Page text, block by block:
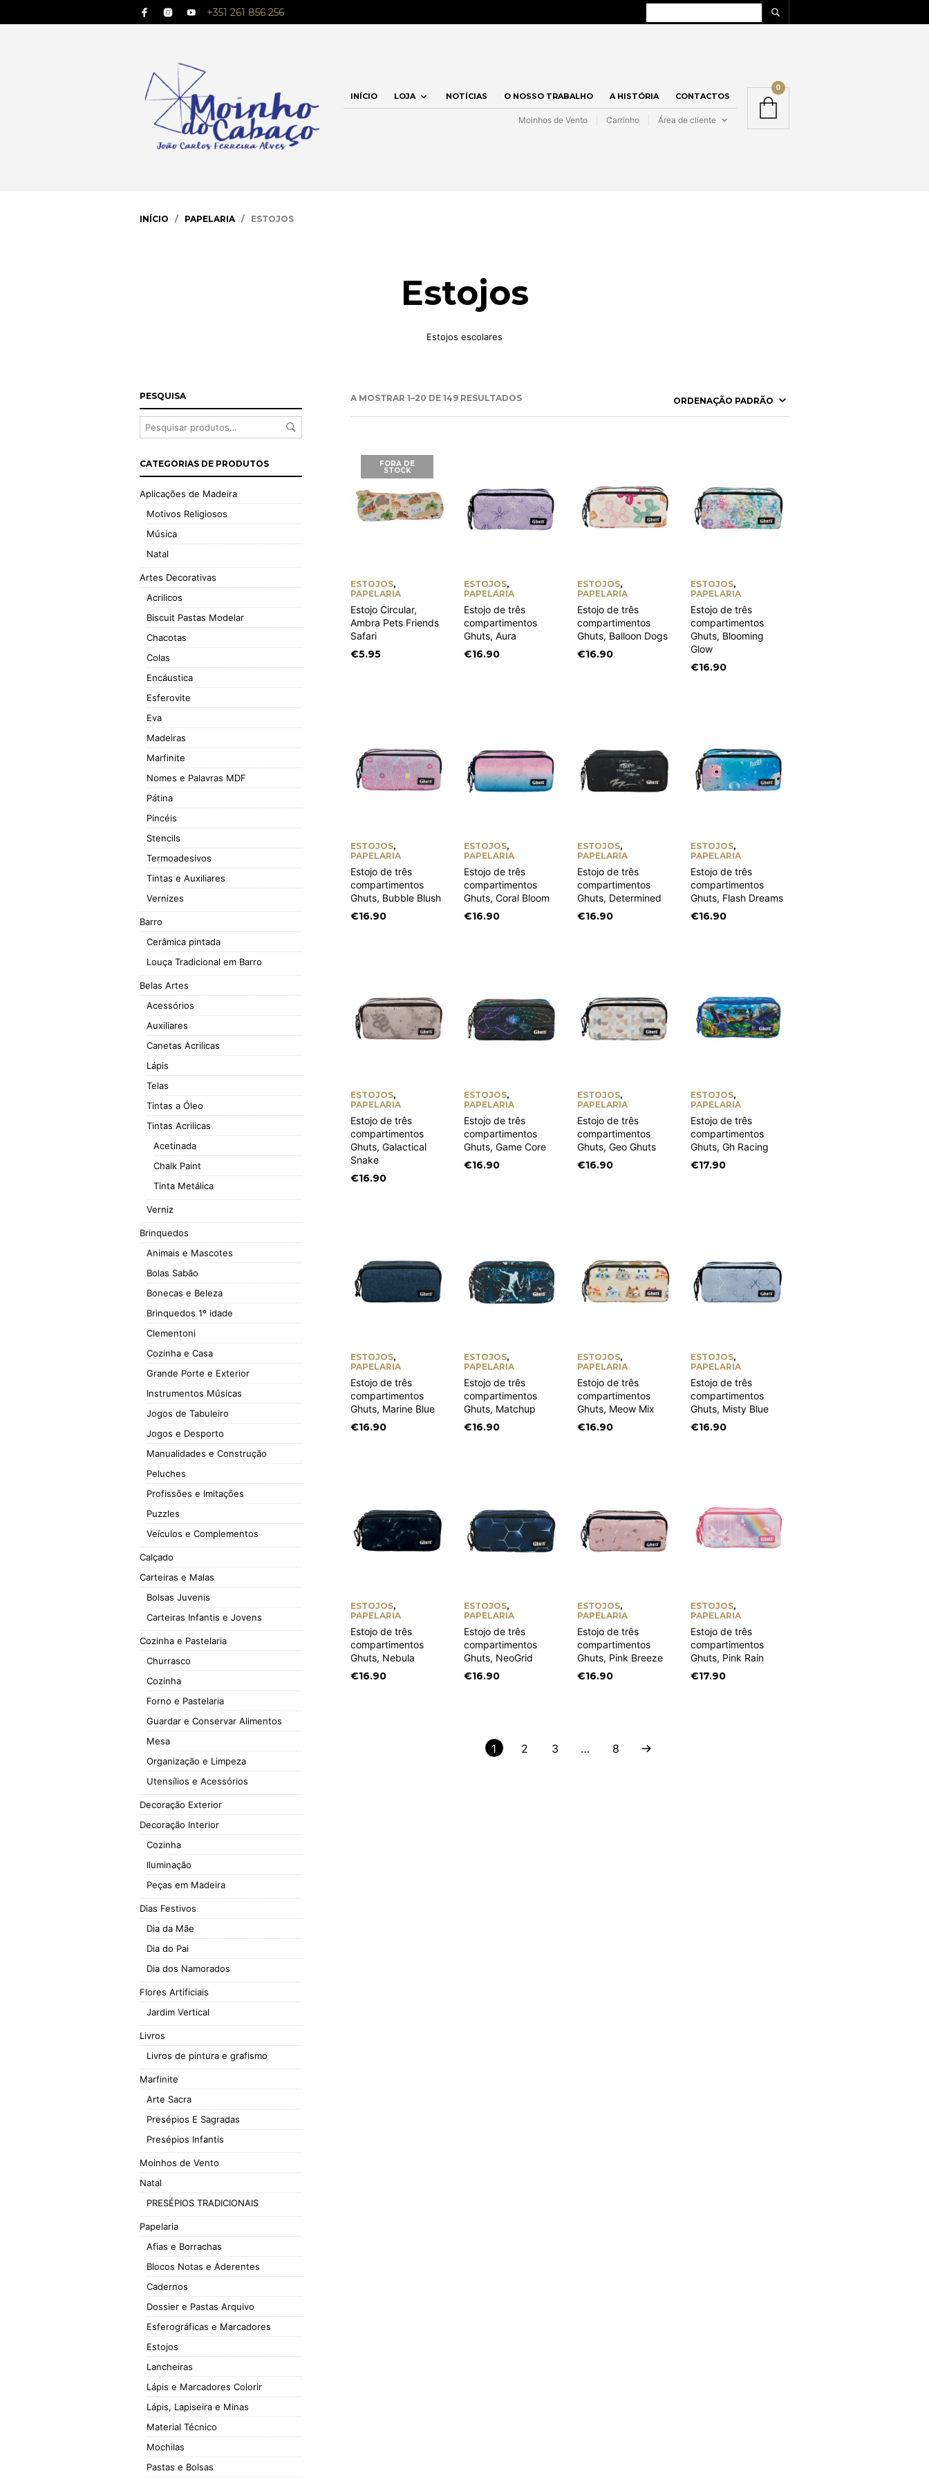
+351 261 856 256
INÍCIO LOJA NOTÍCIAS O NOSSO TRABALHO A HISTÓRIA CONTACTOS
Moinhos de Vento Carrinho Área de cliente
0
INÍCIO / PAPELARIA/ ESTOJOS
Estojos
Estojos escolares
A MOSTRAR 1–20 DE 149 RESULTADOS
PESQUISA
CATEGORIAS DE PRODUTOS
Aplicações de Madeira
Motivos Religiosos
Música
Natal
Artes Decorativas
Acrilicos
Biscuit Pastas Modelar
Chacotas
Colas
Encáustica
Esferovite
Eva
Madeiras
Marfinite
Nomes e Palavras MDF
Pátina
Pincéis
Stencils
Termoadesivos
Tintas e Auxiliares
Vernizes
Barro
Cerâmica pintada
Louça Tradicional em Barro
Belas Artes
Acessórios
Auxiliares
Canetas Acrilicas
Lápis
Telas
Tintas a Óleo
Tintas Acrilicas
Acetinada
Chalk Paint
Tinta Metálica
Verniz
Brinquedos
Animais e Mascotes
Bolas Sabão
Bonecas e Beleza
Brinquedos 1º idade
Clementoni
Cozinha e Casa
Grande Porte e Exterior
Instrumentos Músicas
Jogos de Tabuleiro
Jogos e Desporto
Manualidades e Construção
Peluches
Profissões e Imitações
Puzzles
Veículos e Complementos
Calçado
Carteiras e Malas
Bolsas Juvenis
Carteiras Infantis e Jovens
Cozinha e Pastelaria
Churrasco
Cozinha
Forno e Pastelaria
Guardar e Conservar Alimentos
Mesa
Organização e Limpeza
Utensílios e Acessórios
Decoração Exterior
Decoração Interior
Cozinha
Iluminação
Peças em Madeira
Dias Festivos
Dia da Mãe
Dia do Pai
Dia dos Namorados
Flores Artificiais
Jardim Vertical
Livros
Livros de pintura e grafismo
Marfinite
Arte Sacra
Presépios E Sagradas
Presépios Infantis
Moinhos de Vento
Natal
PRESÉPIOS TRADICIONAIS
Papelaria
Afias e Borrachas
Blocos Notas e Aderentes
Cadernos
Dossier e Pastas Arquivo
Esferográficas e Marcadores
Estojos
Lancheiras
Lápis e Marcadores Colorir
Lápis, Lapiseira e Minas
Material Técnico
Mochilas
Pastas e Bolsas
FORA DE
STOCK
ESTOJOS,
PAPELARIA
Estojo Circular,
Ambra Pets Friends
Safari
€5.95
ESTOJOS,
PAPELARIA
Estojo de três
compartimentos
Ghuts, Aura
€16.90
ESTOJOS,
PAPELARIA
Estojo de três
compartimentos
Ghuts, Balloon Dogs
€16.90
ESTOJOS,
PAPELARIA
Estojo de três
compartimentos
Ghuts, Blooming
Glow
€16.90
ESTOJOS,
PAPELARIA
Estojo de três
compartimentos
Ghuts, Bubble Blush
€16.90
ESTOJOS,
PAPELARIA
Estojo de três
compartimentos
Ghuts, Coral Bloom
€16.90
ESTOJOS,
PAPELARIA
Estojo de três
compartimentos
Ghuts, Determined
€16.90
ESTOJOS,
PAPELARIA
Estojo de três
compartimentos
Ghuts, Flash Dreams
€16.90
ESTOJOS,
PAPELARIA
Estojo de três
compartimentos
Ghuts, Galactical
Snake
€16.90
ESTOJOS,
PAPELARIA
Estojo de três
compartimentos
Ghuts, Game Core
€16.90
ESTOJOS,
PAPELARIA
Estojo de três
compartimentos
Ghuts, Geo Ghuts
€16.90
ESTOJOS,
PAPELARIA
Estojo de três
compartimentos
Ghuts, Gh Racing
€17.90
ESTOJOS,
PAPELARIA
Estojo de três
compartimentos
Ghuts, Marine Blue
€16.90
ESTOJOS,
PAPELARIA
Estojo de três
compartimentos
Ghuts, Matchup
€16.90
ESTOJOS,
PAPELARIA
Estojo de três
compartimentos
Ghuts, Meow Mix
€16.90
ESTOJOS,
PAPELARIA
Estojo de três
compartimentos
Ghuts, Misty Blue
€16.90
ESTOJOS,
PAPELARIA
Estojo de três
compartimentos
Ghuts, Nebula
€16.90
ESTOJOS,
PAPELARIA
Estojo de três
compartimentos
Ghuts, NeoGrid
€16.90
ESTOJOS,
PAPELARIA
Estojo de três
compartimentos
Ghuts, Pink Breeze
€16.90
ESTOJOS,
PAPELARIA
Estojo de três
compartimentos
Ghuts, Pink Rain
€17.90
1 2 3 … 8